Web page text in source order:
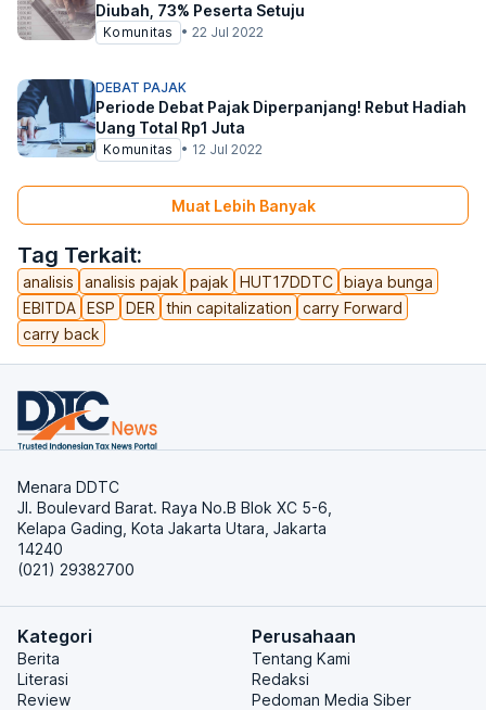
Tag Terkait:
analisis analisis pajak pajak HUT17DDTC biaya bunga
EBITDA ESP DER thin capitalization
carry Forward
carry back
Diubah, 73% Peserta Setuju
Komunitas • 22 Jul 2022
DEBAT PAJAK
Periode Debat Pajak Diperpanjang! Rebut Hadiah
Uang Total Rp1 Juta
Komunitas • 12 Jul 2022
Muat Lebih Banyak
Menara DDTC
Jl. Boulevard Barat. Raya No.B Blok XC 5-6,
Kelapa Gading, Kota Jakarta Utara, Jakarta
14240
(021) 29382700
Kategori
Berita
Literasi
Review
Perusahaan
Tentang Kami
Redaksi
Pedoman Media Siber